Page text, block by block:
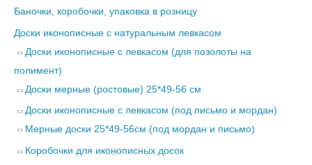
Баночки, коробочки, упаковка в розницу
Доски иконописные с натуральным левкасом
Доски иконописные с левкасом (для позолоты на
полимент)
Доски мерные (ростовые) 25*49-56 см
Доски иконописные с левкасом (под письмо и мордан)
Мерные доски 25*49-56см (под мордан и письмо)
Коробочки для иконописных досок